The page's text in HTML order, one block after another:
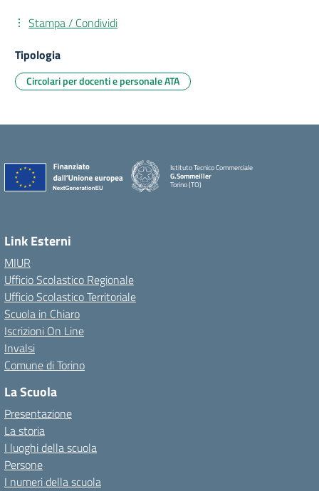
Stampa / Condividi
Tipologia
Circolari per docenti e personale ATA
Istituto Tecnico Commerciale
G.Sommeiller
Torino (TO)
Link Esterni
MIUR
Ufficio Scolastico Regionale
Ufficio Scolastico Territoriale
Scuola in Chiaro
Iscrizioni On Line
Invalsi
Comune di Torino
La Scuola
Presentazione
La storia
I luoghi della scuola
Persone
I numeri della scuola